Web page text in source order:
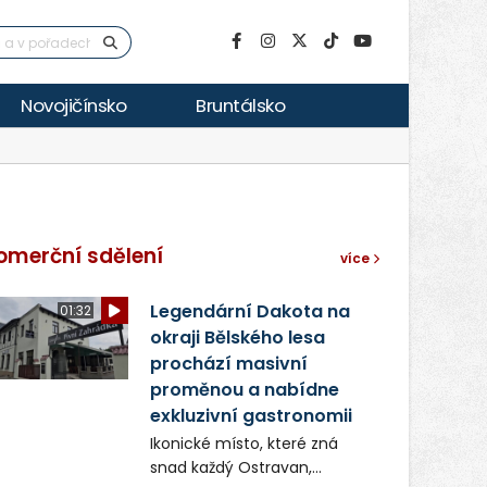
Novojičínsko Bruntálsko
sdělení více
01:32
Legendární Dakota na
okraji Bělského lesa
prochází masivní
proměnou a nabídne
exkluzivní gastronomii
Ikonické místo, které zná
snad každý Ostravan,